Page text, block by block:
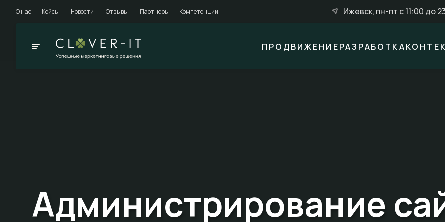
О нас Кейсы Новости Отзывы Партнеры Компетенции Ижевск, пн-пт с 11:00 до
ПРОДВИЖЕНИЕРАЗРАБОТКА
Администрирование